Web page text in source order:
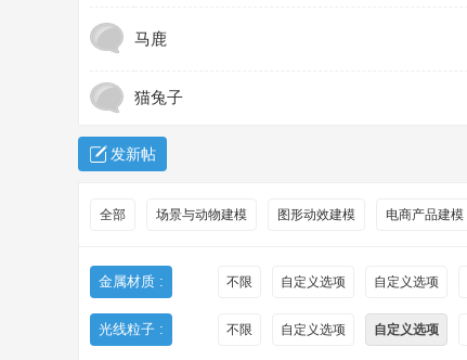
马鹿
猫兔子
发新帖
全部 场景与动物建模 图形动效建模 电商产品建模
金属材质 : 不限 自定义选项 自定义选项
光线粒子 : 不限 自定义选项 自定义选项